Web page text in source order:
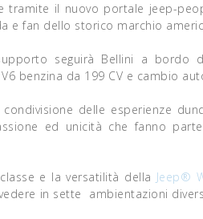
il nuovo portale jeep-
e fan dello storico marchio
seguirà Bellini a bordo
benzina da 199 CV e cambio
delle esperienze
ed unicità che fanno
e la versatilità della Jeep®
in sette ambientazioni